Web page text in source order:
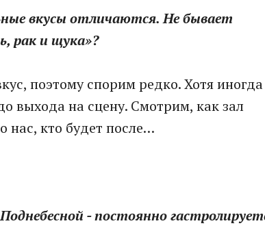
вкусы отличаются. Не бывает
рак и щука»?
поэтому спорим редко. Хотя иногда
выхода на сцену. Смотрим, как зал
нас, кто будет после…
- постоянно